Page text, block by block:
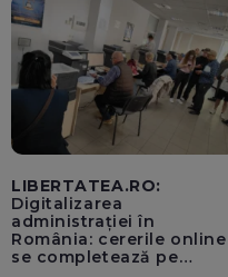
LIBERTATEA.RO:
Digitalizarea
administrației în
România: cererile online
se completează pe